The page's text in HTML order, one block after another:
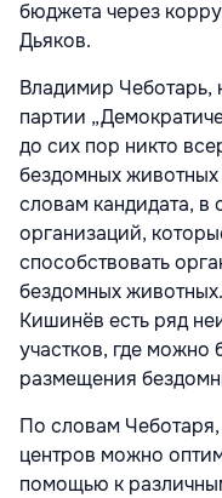
бюджета через
Дьяков.
Владимир Чеботарь,
партии
до сих пор никто
бездомных
словам кандидата, в
организаций,
способствовать
бездомных
Кишинёв есть ряд
участков, где можно
размещения
По словам
центров можно
помощью к